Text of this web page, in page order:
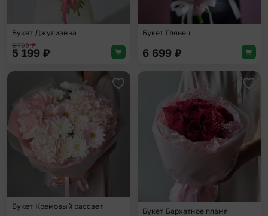
Букет Джулианна
5 799₽
5 199 ₽
Букет Глянец
6 699 ₽
Добавить в избранное
Букет Кремовый рассвет
Букет Бархатное пламя